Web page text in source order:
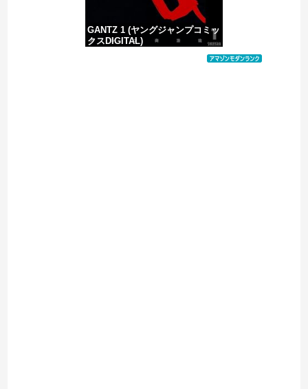
GANTZ 1 (ヤングジャンプコミッ
クスDIGITAL)
価格：¥100